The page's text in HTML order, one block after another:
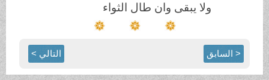
ولا يبقى وان طال الثواء
< السابق التالي >